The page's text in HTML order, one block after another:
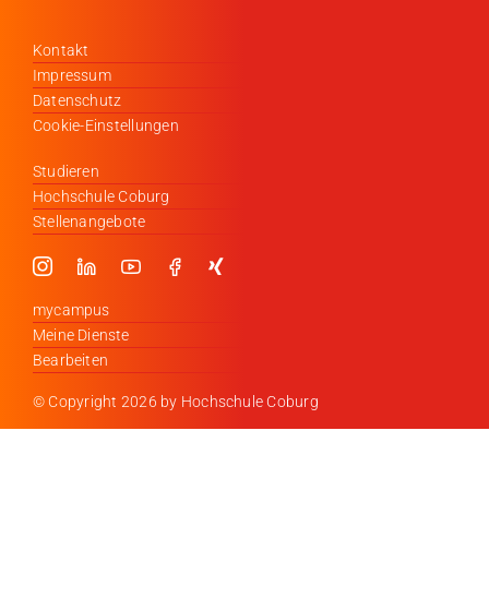
Kontakt
Impressum
Datenschutz
Cookie-Einstellungen
Studieren
Hochschule Coburg
Stellenangebote
mycampus
Meine Dienste
Bearbeiten
© Copyright 2026 by Hochschule Coburg